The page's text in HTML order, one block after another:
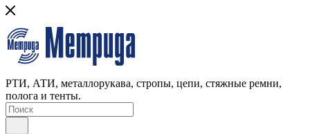
РТИ, АТИ, металлорукава, стропы, цепи, стяжные ремни,
полога и тенты.